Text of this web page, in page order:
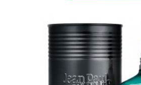
initial
était :
$126.26.
actuel
est :
$88.80.